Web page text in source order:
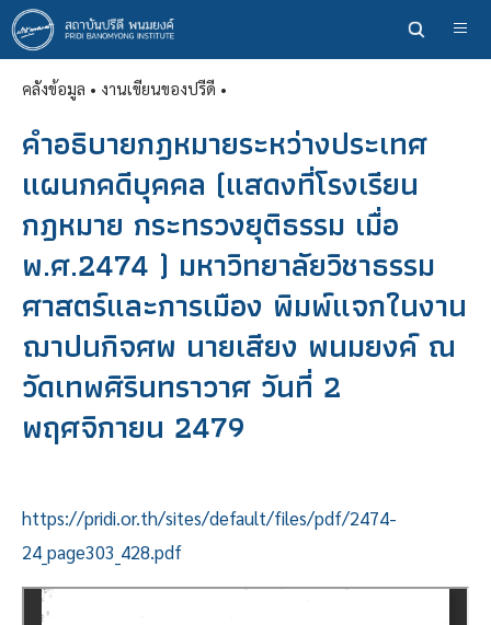
ข้าม
ไป
ยัง
เนื้อหา
คลังข้อมูล • งานเขียนของปรีดี •
คำอธิบายกฎหมายระหว่างประเทศ
แผนกคดีบุคคล (แสดงที่โรงเรียน
กฎหมาย กระทรวงยุติธรรม เมื่อ
พ.ศ.2474 ) มหาวิทยาลัยวิชาธรรม
ศาสตร์และการเมือง พิมพ์แจกในงาน
ฌาปนกิจศพ นายเสียง พนมยงค์ ณ
วัดเทพศิรินทราวาศ วันที่ 2
พฤศจิกายน 2479
https://pridi.or.th/sites/default/files/pdf/2474-
24_page303_428.pdf